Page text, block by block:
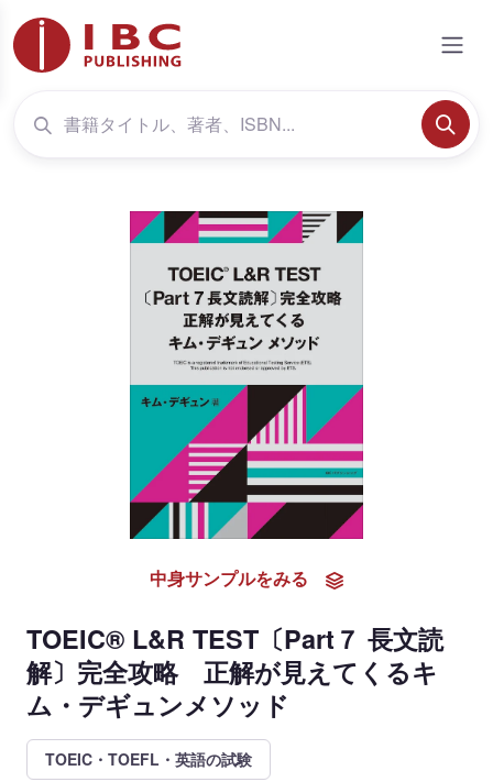
中身サンプルをみる
TOEIC® L&R TEST〔Part７ 長文読
解〕完全攻略 正解が見えてくるキ
ム・デギュンメソッド
TOEIC・TOEFL・英語の試験